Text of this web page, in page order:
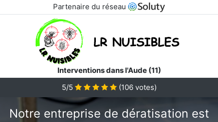
Partenaire du réseau
Interventions dans l'Aude (11)
5/5
(106votes)
Notre entreprise de dératisation est